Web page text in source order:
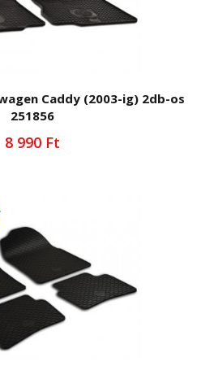
Caddy (2003-ig) 2db-os
251856
8 990 Ft